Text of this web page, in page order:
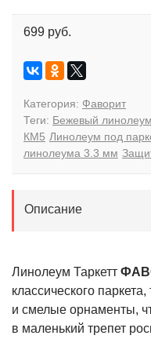
699 руб.
Категория: Фаворит
Теги: Бежевый линолеум
КМ5 Линолеум под
линолеума 3.3 мм
Описание
Линолеум Таркетт
классического
и смелые орнаменты,
в маленький трепет